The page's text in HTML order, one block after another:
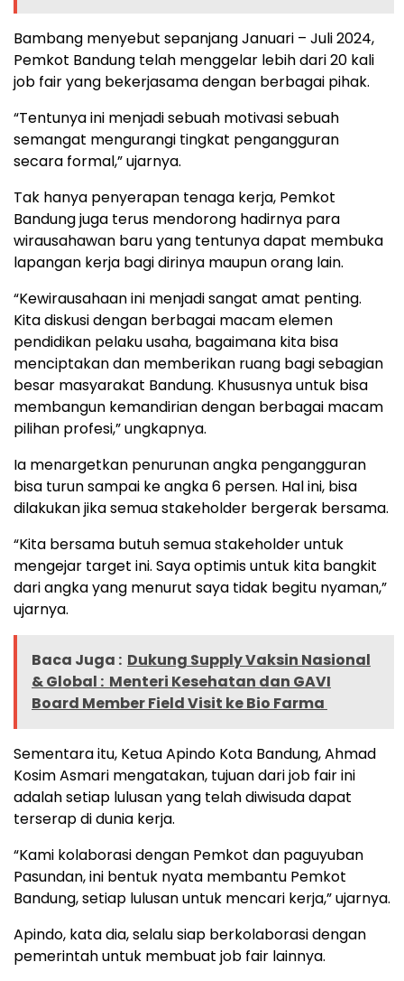
Bambang menyebut sepanjang Januari – Juli 2024,
Pemkot Bandung telah menggelar lebih dari 20 kali
job fair yang bekerjasama dengan berbagai pihak.
“Tentunya ini menjadi sebuah motivasi sebuah
semangat mengurangi tingkat pengangguran
secara formal,” ujarnya.
Tak hanya penyerapan tenaga kerja, Pemkot
Bandung juga terus mendorong hadirnya para
wirausahawan baru yang tentunya dapat membuka
lapangan kerja bagi dirinya maupun orang lain.
“Kewirausahaan ini menjadi sangat amat penting.
Kita diskusi dengan berbagai macam elemen
pendidikan pelaku usaha, bagaimana kita bisa
menciptakan dan memberikan ruang bagi sebagian
besar masyarakat Bandung. Khususnya untuk bisa
membangun kemandirian dengan berbagai macam
pilihan profesi,” ungkapnya.
Ia menargetkan penurunan angka pengangguran
bisa turun sampai ke angka 6 persen. Hal ini, bisa
dilakukan jika semua stakeholder bergerak bersama.
“Kita bersama butuh semua stakeholder untuk
mengejar target ini. Saya optimis untuk kita bangkit
dari angka yang menurut saya tidak begitu nyaman,”
ujarnya.
Baca Juga : Dukung Supply Vaksin Nasional
& Global : Menteri Kesehatan dan GAVI
Board Member Field Visit ke Bio Farma
Sementara itu, Ketua Apindo Kota Bandung, Ahmad
Kosim Asmari mengatakan, tujuan dari job fair ini
adalah setiap lulusan yang telah diwisuda dapat
terserap di dunia kerja.
“Kami kolaborasi dengan Pemkot dan paguyuban
Pasundan, ini bentuk nyata membantu Pemkot
Bandung, setiap lulusan untuk mencari kerja,” ujarnya.
Apindo, kata dia, selalu siap berkolaborasi dengan
pemerintah untuk membuat job fair lainnya.